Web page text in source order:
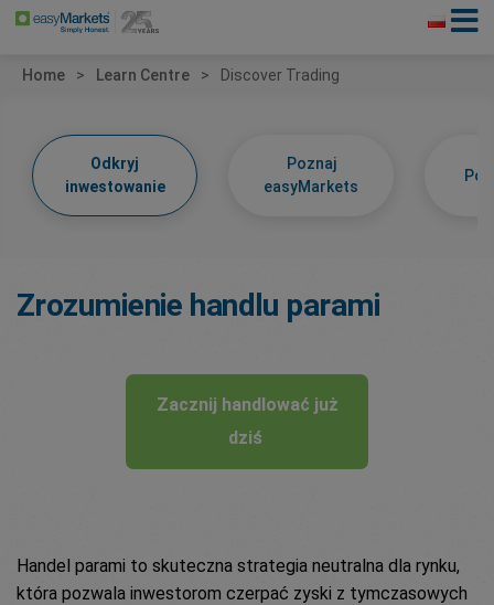
Home Learn Centre Discover Trading
Odkryj
inwestowanie
Poznaj
easyMarkets
Zrozumienie handlu parami
Zacznij handlować już
dziś
Handel parami to skuteczna strategia neutralna dla rynku,
która pozwala inwestorom czerpać zyski z tymczasowych